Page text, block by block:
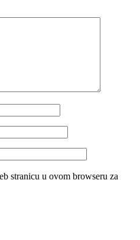
stranicu u ovom browseru za